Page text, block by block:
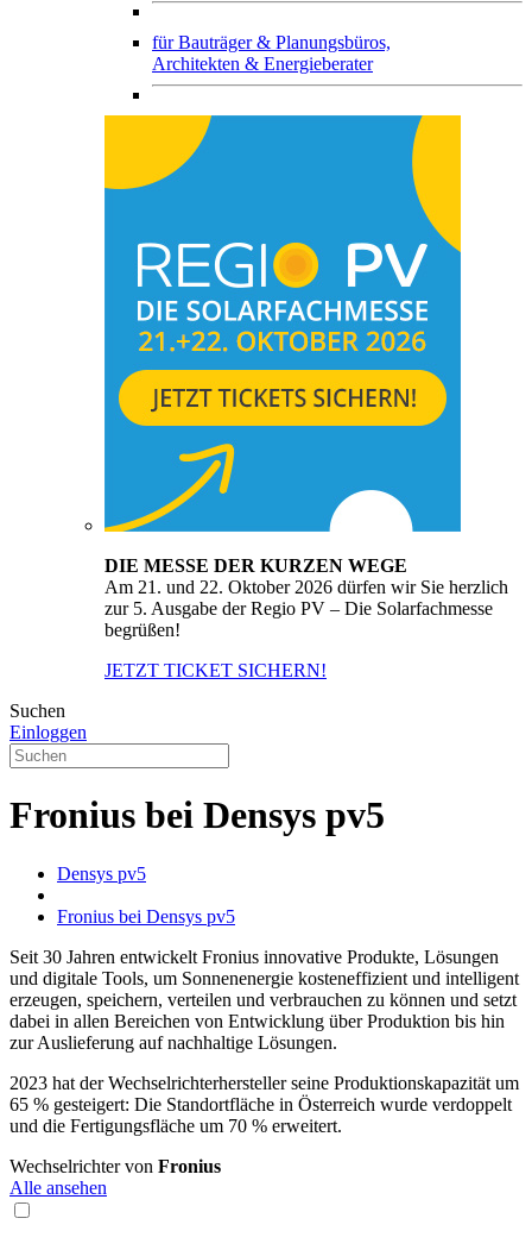
fürBauträger & Planungsbüros,
Architekten & Energieberater
DIE MESSE DER KURZEN WEGE
Am 21. und 22. Oktober 2026 dürfen wir Sie herzlich
zur 5. Ausgabe der Regio PV – Die Solarfachmesse
begrüßen!
JETZT TICKET SICHERN!
Suchen
Einloggen
Fronius bei Densys pv5
Densys pv5
Fronius bei Densys pv5
Seit 30 Jahren entwickelt Fronius innovative Produkte, Lösungen
und digitale Tools, um Sonnenenergie kosteneffizient und intelligent
erzeugen, speichern, verteilen und verbrauchen zu können und setzt
dabei in allen Bereichen von Entwicklung über Produktion bis hin
zur Auslieferung auf nachhaltige Lösungen.
2023 hat der Wechselrichterhersteller seine Produktionskapazität um
65 % gesteigert: Die Standortfläche in Österreich wurde verdoppelt
und die Fertigungsfläche um 70 % erweitert.
Wechselrichter von Fronius
Alle ansehen